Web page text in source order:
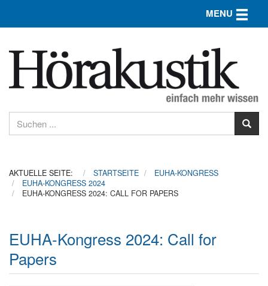
MENU Toggle
AKTUELLE SEITE: STARTSEITE
EUHA-KONGRESS
EUHA-KONGRESS 2024
EUHA-KONGRESS 2024: CALL FOR PAPERS
EUHA-Kongress 2024: Call for
Papers